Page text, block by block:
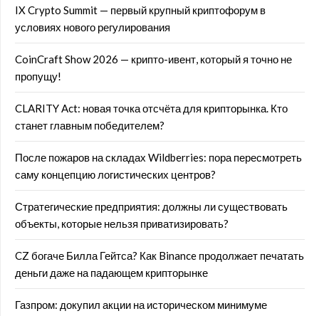
IX Crypto Summit — первый крупный криптофорум в
условиях нового регулирования
CoinCraft Show 2026 — крипто-ивент, который я точно не
пропущу!
CLARITY Act: новая точка отсчёта для крипторынка. Кто
станет главным победителем?
После пожаров на складах Wildberries: пора пересмотреть
саму концепцию логистических центров?
Стратегические предприятия: должны ли существовать
объекты, которые нельзя приватизировать?
CZ богаче Билла Гейтса? Как Binance продолжает печатать
деньги даже на падающем крипторынке
Газпром: докупил акции на историческом минимуме